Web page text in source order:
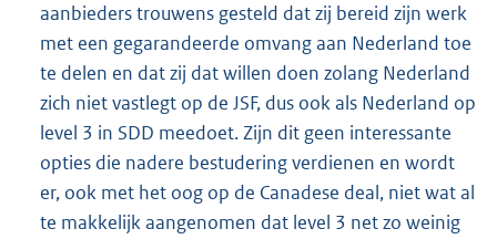
aanbieders trouwens gesteld dat zij bereid zijn werk
met een gegarandeerde omvang aan Nederland toe
te delen en dat zij dat willen doen zolang Nederland
zich niet vastlegt op de JSF, dus ook als Nederland op
level 3 in SDD meedoet. Zijn dit geen interessante
opties die nadere bestudering verdienen en wordt
er, ook met het oog op de Canadese deal, niet wat al
te makkelijk aangenomen dat level 3 net zo weinig